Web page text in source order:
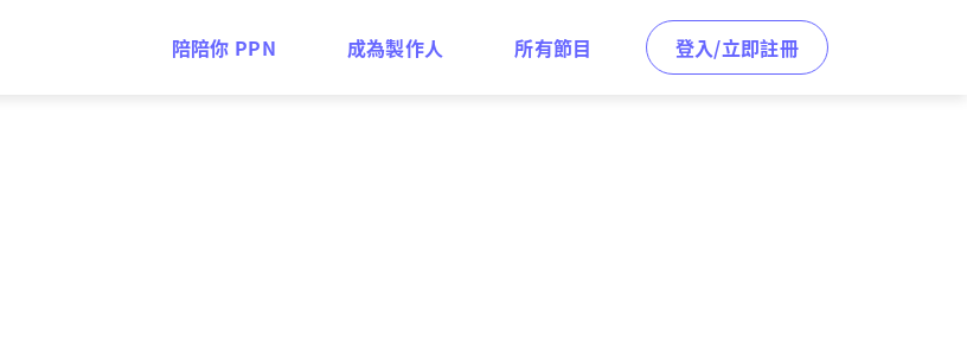
陪陪你 PPN 成為製作人 所有節目 登入/立即註冊